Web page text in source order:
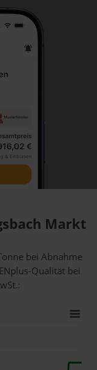
Markt
bei Abnahme
Qualität bei